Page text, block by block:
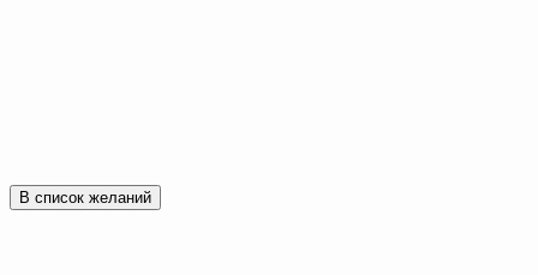
В список желаний